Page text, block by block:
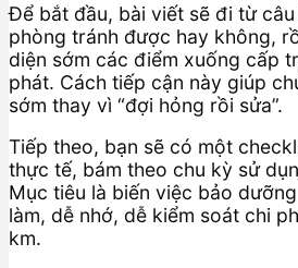
Để bắt đầu, bài viết sẽ đi từ
phòng tránh được hay không,
diện sớm các điểm xuống cấp
phát. Cách tiếp cận này giúp
sớm thay vì “đợi hỏng rồi sửa”.
Tiếp theo, bạn sẽ có một
thực tế, bám theo chu kỳ sử
Mục tiêu là biến việc bảo
làm, dễ nhớ, dễ kiểm soát chi
km.